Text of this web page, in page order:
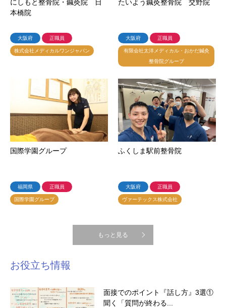
にしもと整骨院・鍼灸院 日
本橋院
大阪府 正職員
株式会社メディカルワンジャパン
たいよう鍼灸整骨院 交野院
大阪府 正職員
有限会社太洋メディカル・おかだ鍼灸
整骨院グループ
国際学園グループ
福岡県 正職員
国際学園グループ
ふくしま駅前整骨院
大阪府 正職員
ヴァーテックス株式会社
もっと見る
お役立ち情報
面接でのポイント『話し方』3選①
聞く「質問が終わる...